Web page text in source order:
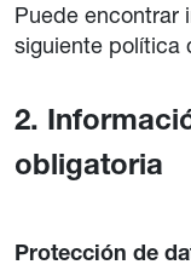
Puede encontrar
siguiente política
2.
obligatoria
Protección de